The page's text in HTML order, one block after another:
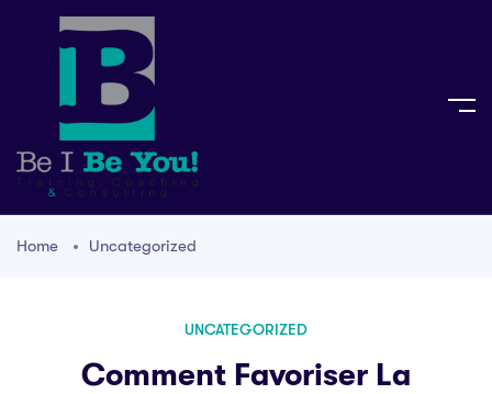
Home Uncategorized
UNCATEGORIZED
Comment Favoriser La